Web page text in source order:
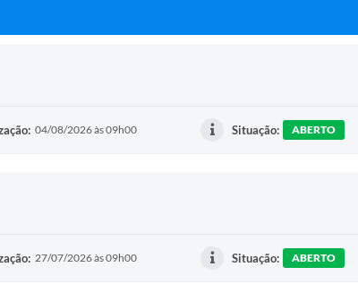
04/08/2026 às 09h00 Situação: ABERTO
27/07/2026 às 09h00 Situação: ABERTO